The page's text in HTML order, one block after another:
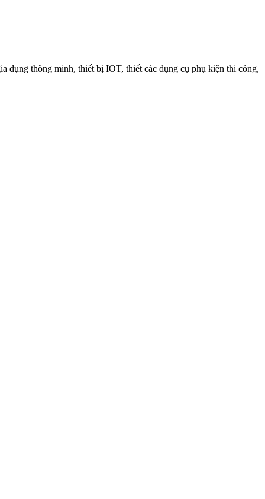
dụng thông minh, thiết bị IOT, thiết các dụng cụ phụ kiện thi công,